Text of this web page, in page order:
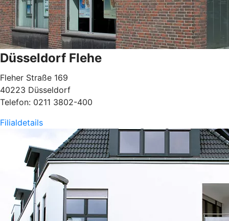
Düsseldorf Flehe
Fleher Straße 169
40223 Düsseldorf
Telefon: 0211 3802-400
Filialdetails